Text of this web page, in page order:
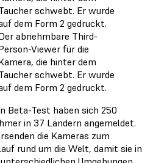
abnehmbare Third-
Viewer für die
die hinter dem
schwebt. Er wurde
dem Form 2 gedruckt.
Beta-Test haben sich 250
in 37 Ländern angemeldet.
die Kameras zum
rund um die Welt, damit sie in